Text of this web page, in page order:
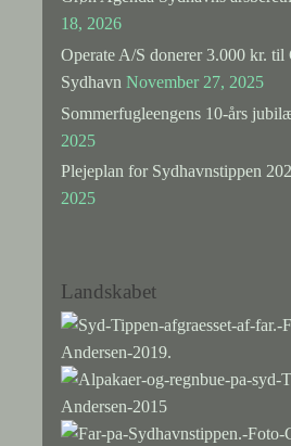
18, 2026
Operate A/S donerer 3.000 kr. til
Sydhavn November 27, 2025
Sommerfugleengens 10-års
2025
Plejeplan for Sydhavnstippen
2025
Landskabet